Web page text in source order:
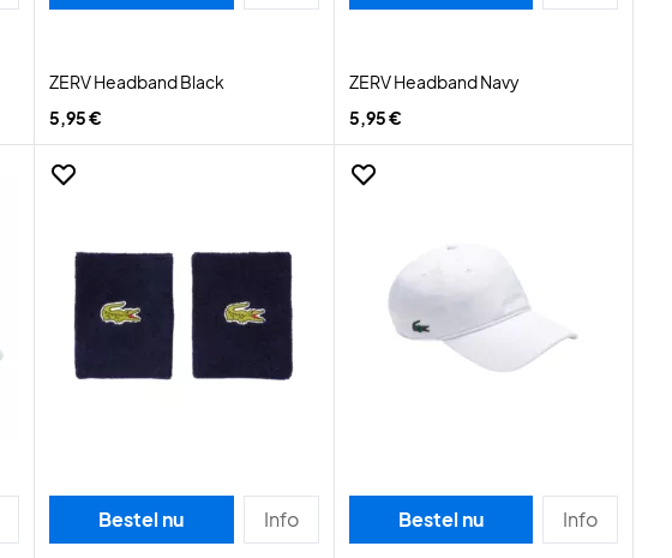
ZERV Headband Black
5,95 €
ZERV Headband Navy
5,95 €
Bestel nu Info Bestel nu Info